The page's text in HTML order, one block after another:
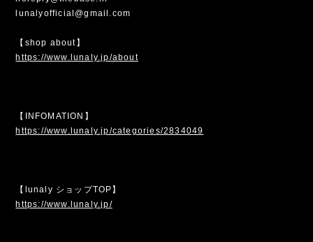
lunalyofficial@gmail.com
【shop about】
https://www.lunaly.jp/about
【INFOMATION】
https://www.lunaly.jp/categories/2834049
【lunaly ショップTOP】
https://www.lunaly.jp/